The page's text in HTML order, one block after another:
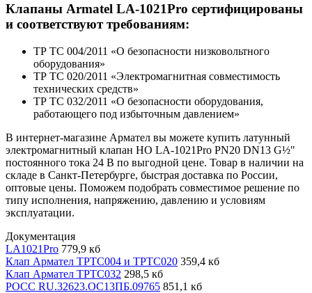
Клапаны Armatel LA-1021Pro сертифицированы
и соответствуют требованиям:
ТР ТС 004/2011 «О безопасности низковольтного
оборудования»
ТР ТС 020/2011 «Электромагнитная совместимость
технических средств»
ТР ТС 032/2011 «О безопасности оборудования,
работающего под избыточным давлением»
В интернет-магазине Армател вы можете купить латунный
электромагнитный клапан НО LA-1021Pro PN20 DN13 G½"
постоянного тока 24 В по выгодной цене. Товар в наличии на
складе в Санкт-Петербурге, быстрая доставка по России,
оптовые цены. Поможем подобрать совместимое решение по
типу исполнения, напряжению, давлению и условиям
эксплуатации.
Документация
LA1021Pro 779,9 кб
Клап Армател ТРТС004 и ТРТС020 359,4 кб
Клап Армател ТРТС032 298,5 кб
РОСС RU.32623.ОС13ПБ.09765 851,1 кб